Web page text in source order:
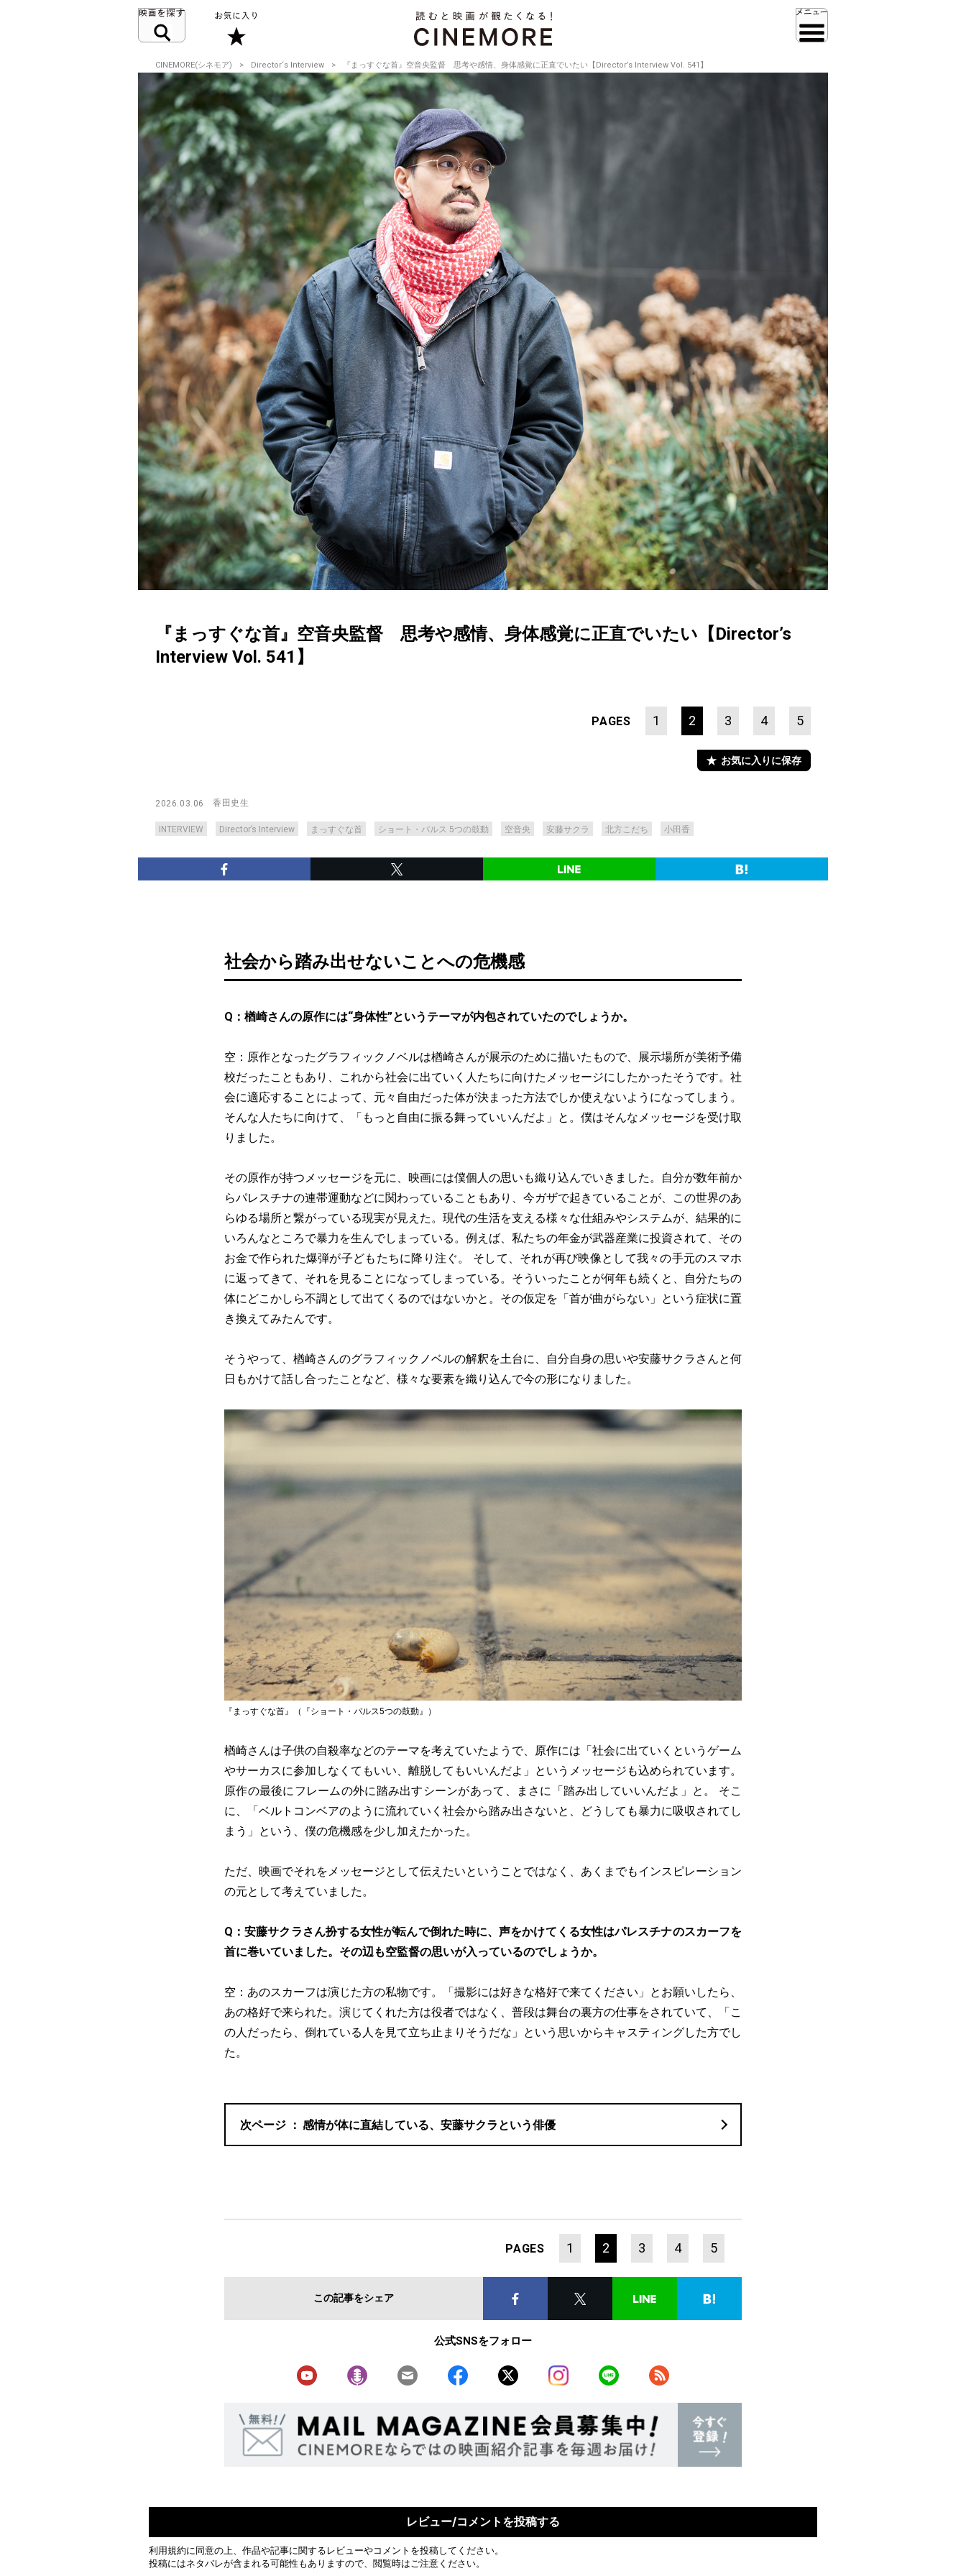
CINEMORE(シネモア) Director‘s Interview 『まっすぐな首』空音央監督 思考や感情、身体感覚に正直でいたい【Director’s Interview Vol. 541】
『まっすぐな首』空音央監督 思考や感情、身体感覚に正直でいたい【Director’s
Interview Vol. 541】
PAGES 1 2 3 4 5
お気に入りに保存
2026.03.06 香田史生
INTERVIEW Director’s Interview まっすぐな首 ショート・パルス 5つの鼓動 空音央 安藤サクラ 北方こだち 小田香
社会から踏み出せないことへの危機感
Q：楢崎さんの原作には“身体性”というテーマが内包されていたのでしょうか。
空：原作となったグラフィックノベルは楢崎さんが展示のために描いたもので、展示場所が美術予備
校だったこともあり、これから社会に出ていく人たちに向けたメッセージにしたかったそうです。社
会に適応することによって、元々自由だった体が決まった方法でしか使えないようになってしまう。
そんな人たちに向けて、「もっと自由に振る舞っていいんだよ」と。僕はそんなメッセージを受け取
りました。
その原作が持つメッセージを元に、映画には僕個人の思いも織り込んでいきました。自分が数年前か
らパレスチナの連帯運動などに関わっていることもあり、今ガザで起きていることが、この世界のあ
らゆる場所と繋がっている現実が見えた。現代の生活を支える様々な仕組みやシステムが、結果的に
いろんなところで暴力を生んでしまっている。例えば、私たちの年金が武器産業に投資されて、その
お金で作られた爆弾が子どもたちに降り注ぐ。 そして、それが再び映像として我々の手元のスマホ
に返ってきて、それを見ることになってしまっている。そういったことが何年も続くと、自分たちの
体にどこかしら不調として出てくるのではないかと。その仮定を「首が曲がらない」という症状に置
き換えてみたんです。
そうやって、楢崎さんのグラフィックノベルの解釈を土台に、自分自身の思いや安藤サクラさんと何
日もかけて話し合ったことなど、様々な要素を織り込んで今の形になりました。
『まっすぐな首』（『ショート・パルス5つの鼓動』）
楢崎さんは子供の自殺率などのテーマを考えていたようで、原作には「社会に出ていくというゲーム
やサーカスに参加しなくてもいい、離脱してもいいんだよ」というメッセージも込められています。
原作の最後にフレームの外に踏み出すシーンがあって、まさに「踏み出していいんだよ」と。 そこ
に、「ベルトコンベアのように流れていく社会から踏み出さないと、どうしても暴力に吸収されてし
まう」という、僕の危機感を少し加えたかった。
ただ、映画でそれをメッセージとして伝えたいということではなく、あくまでもインスピレーション
の元として考えていました。
Q：安藤サクラさん扮する女性が転んで倒れた時に、声をかけてくる女性はパレスチナのスカーフを
首に巻いていました。その辺も空監督の思いが入っているのでしょうか。
空：あのスカーフは演じた方の私物です。「撮影には好きな格好で来てください」とお願いしたら、
あの格好で来られた。演じてくれた方は役者ではなく、普段は舞台の裏方の仕事をされていて、「こ
の人だったら、倒れている人を見て立ち止まりそうだな」という思いからキャスティングした方でし
た。
感情が体に直結している、安藤サクラという俳優
PAGES 1 2 3 4 5
この記事をシェア
公式SNSをフォロー
レビュー/コメントを投稿する
利用規約に同意の上、作品や記事に関するレビューやコメントを投稿してください。
投稿にはネタバレが含まれる可能性もありますので、閲覧時はご注意ください。